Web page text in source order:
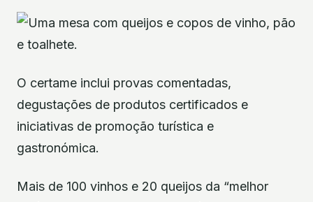
O certame inclui provas comentadas,
degustações de produtos certificados e
iniciativas de promoção turística e
gastronómica.
Mais de 100 vinhos e 20 queijos da “melhor